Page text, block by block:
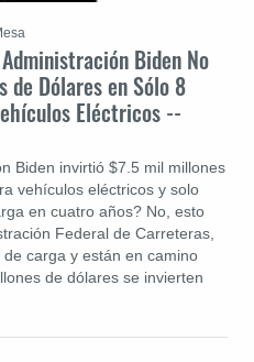
Biden No
Dólares en Sólo 8
Eléctricos --
Biden invirtió $7.5 mil millones
vehículos eléctricos y solo
en cuatro años? No, esto
Federal de Carreteras,
carga y están en camino
de dólares se invierten